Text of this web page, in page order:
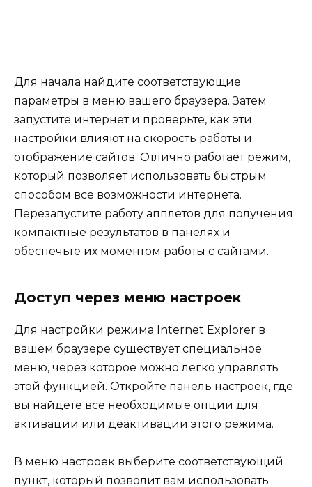
Для начала найдите соответствующие
параметры в меню вашего браузера. Затем
запустите интернет и проверьте, как эти
настройки влияют на скорость работы и
отображение сайтов. Отлично работает режим,
который позволяет использовать быстрым
способом все возможности интернета.
Перезапустите работу апплетов для получения
компактные результатов в панелях и
обеспечьте их моментом работы с сайтами.
Доступ через меню настроек
Для настройки режима Internet Explorer в
вашем браузере существует специальное
меню, через которое можно легко управлять
этой функцией. Откройте панель настроек, где
вы найдете все необходимые опции для
активации или деактивации этого режима.
В меню настроек выберите соответствующий
пункт, который позволит вам использовать